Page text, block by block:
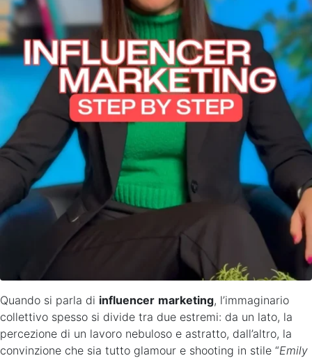
Quando si parla di influencer marketing, l’immaginario
collettivo spesso si divide tra due estremi: da un lato, la
percezione di un lavoro nebuloso e astratto, dall’altro, la
convinzione che sia tutto glamour e shooting in stile “Emily